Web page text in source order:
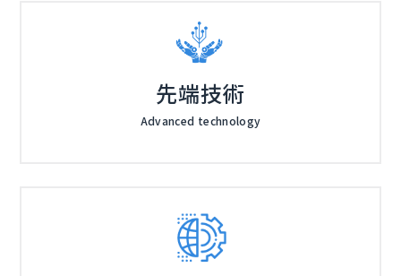
先端技術
Advanced technology